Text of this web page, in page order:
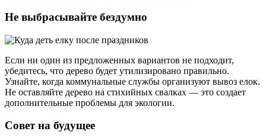
Не выбрасывайте бездумно
Если ни один из предложенных вариантов не подходит,
убедитесь, что дерево будет утилизировано правильно.
Узнайте, когда коммунальные службы организуют вывоз елок.
Не оставляйте дерево на стихийных свалках — это создает
дополнительные проблемы для экологии.
Совет на будущее